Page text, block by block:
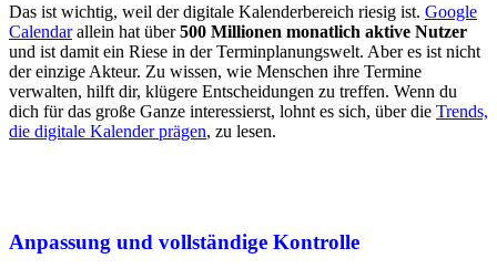
Das ist wichtig, weil der digitale Kalenderbereich riesig ist. Google
Calendarallein hat über500 Millionen monatlich aktive Nutzer
und ist damit ein Riese in der Terminplanungswelt. Aber es ist nicht
der einzige Akteur. Zu wissen, wie Menschen ihre Termine
verwalten, hilft dir, klügere Entscheidungen zu treffen. Wenn du
dich für das große Ganze interessierst, lohnt es sich, über die Trends,
die digitale Kalender prägen, zu lesen.
Anpassung und vollständige Kontrolle